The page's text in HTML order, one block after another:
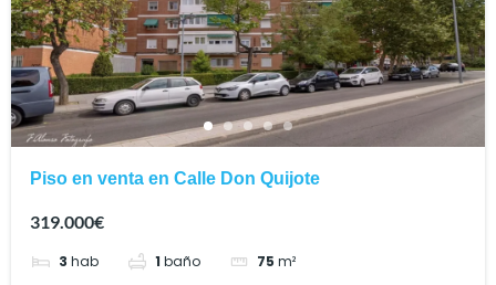
Piso en venta en Calle Don Quijote
319.000€
3 hab 1 baño 75 m²